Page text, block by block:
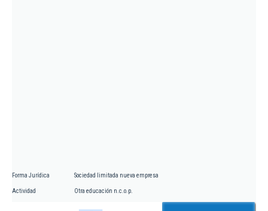
Forma Jurídica Sociedad limitada nueva empresa
Actividad Otra educación n.c.o.p.